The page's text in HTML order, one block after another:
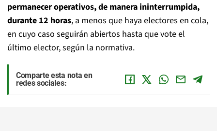
permanecer operativos, de manera ininterrumpida,
durante 12 horas, a menos que haya electores en cola,
en cuyo caso seguirán abiertos hasta que vote el
último elector, según la normativa.
Comparte esta nota en
redes sociales: